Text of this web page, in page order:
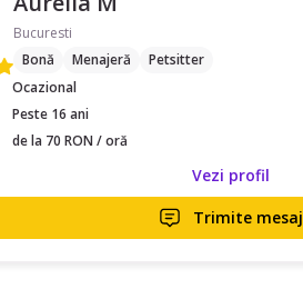
Bucuresti
Bonă
Menajeră
Petsitter
Ocazional
Peste 16 ani
de la 70 RON / oră
Vezi profil
Trimite mesaj